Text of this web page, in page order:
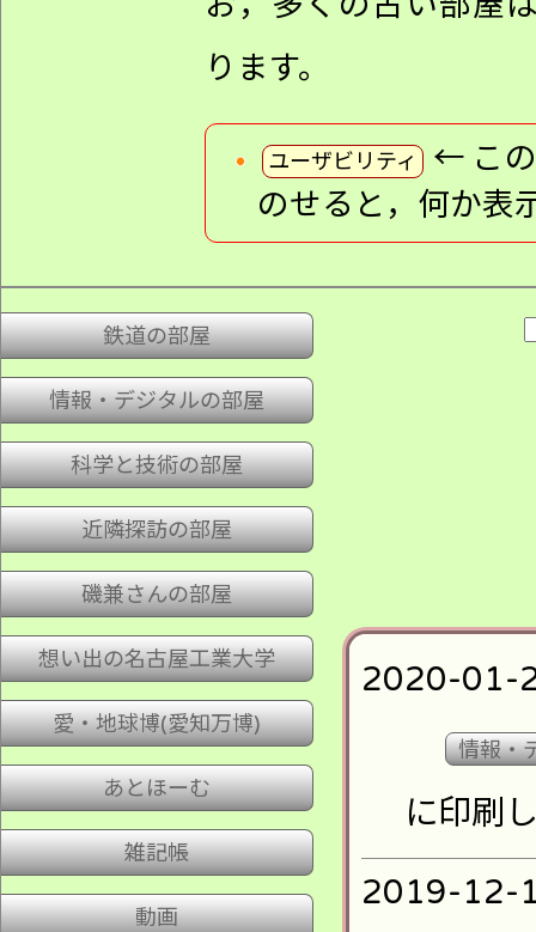
ります。
ユーザビリティ ← こ
のせると，何か表
鉄道の部屋
情報・デジタルの部屋
科学と技術の部屋
近隣探訪の部屋
磯兼さんの部屋
想い出の名古屋工業大学
愛・地球博(愛知万博)
あとほーむ
雑記帳
動画
2020-01-
情報・
に印刷
2019-12-